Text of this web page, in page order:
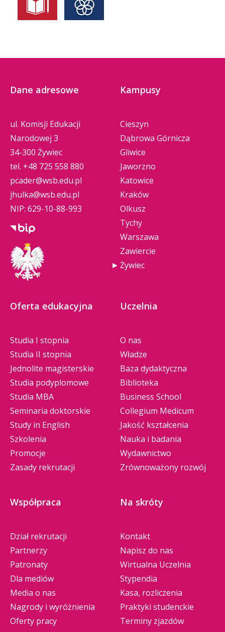
Dane adresowe
ul. Komisji Edukacji
Narodowej 3
34-300 Żywiec
tel. +48 725 558 880
pcader@wsb.edu.pl
jhulka@wsb.edu.pl
NIP: 629-10-88-993
Kampusy
Cieszyn
Dąbrowa Górnicza
Gliwice
Jaworzno
Katowice
Kraków
Olkusz
Tychy
Warszawa
Zawiercie
Żywiec
Oferta edukacyjna
Studia I stopnia
Studia II stopnia
Jednolite magisterskie
Studia podyplomowe
Studia MBA
Seminaria doktorskie
Study in English
Szkolenia
Promocje
Zasady rekrutacji
Uczelnia
O nas
Władze
Baza dydaktyczna
Biblioteka
Business School
Collegium Medicum
Jakość kształcenia
Nauka i badania
Wydawnictwo
Zrównoważony rozwój
Współpraca
Dział rekrutacji
Partnerzy
Patronaty
Dla mediów
Media o nas
Nagrody i wyróżnienia
Oferty pracy
Na skróty
Kontakt
Napisz do nas
Wirtualna Uczelnia
Stypendia
Kasa, rozliczenia
Praktyki studenckie
Terminy zjazdów